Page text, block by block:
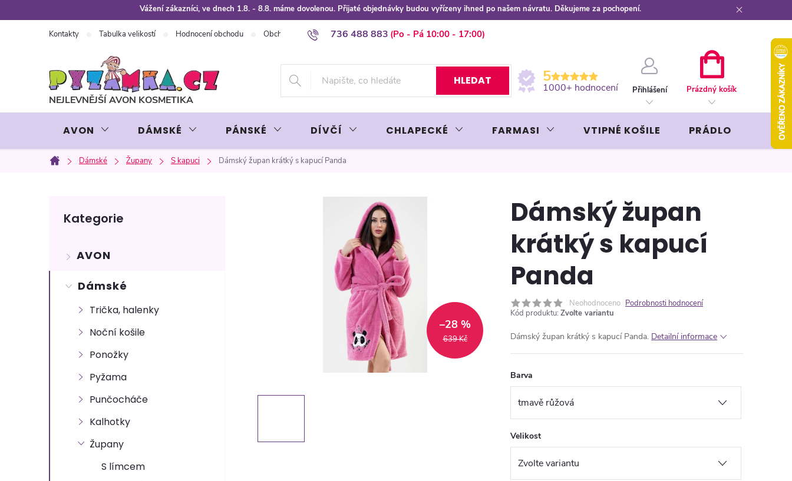
na
Vážení zákazníci, ve dnech 1.8. - 8.8. máme dovolenou. Přijaté objednávky budou vyřízeny ihned po našem návratu. Děkujeme za pochopení.
736 488 883
Kontakty Tabulka velikostí Hodnocení obchodu Obchodní podmínky Podmínky ochrany osobních údajů
HLEDAT 5
1000+ hodnocení Přihlášení
KOŠÍK
Prázdný košík
AVON DÁMSKÉ PÁNSKÉ DÍVČÍ CHLAPECKÉ FARMASI VTIPNÉ KOŠILE PRÁDLO
Domů
Dámské Župany S kapuci Dámský župan krátký s kapucí Panda
s
kategorie
Kategorie
AVON
Dámské
Trička, halenky
Noční košile
Ponožky
Pyžama
Punčocháče
Kalhotky
Župany
S límcem
639 Kč
–28 %
Dámský župan
krátký s kapucí
Panda
Neohodnoceno Podrobnosti hodnocení
Kód produktu: Zvolte variantu
Dámský župan krátký s kapucí Panda. Detailní informace
Barva
Velikost